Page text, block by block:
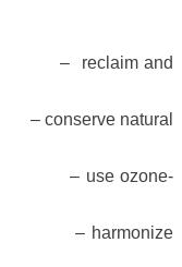
– reclaim and
natural
– use ozone-
– harmonize